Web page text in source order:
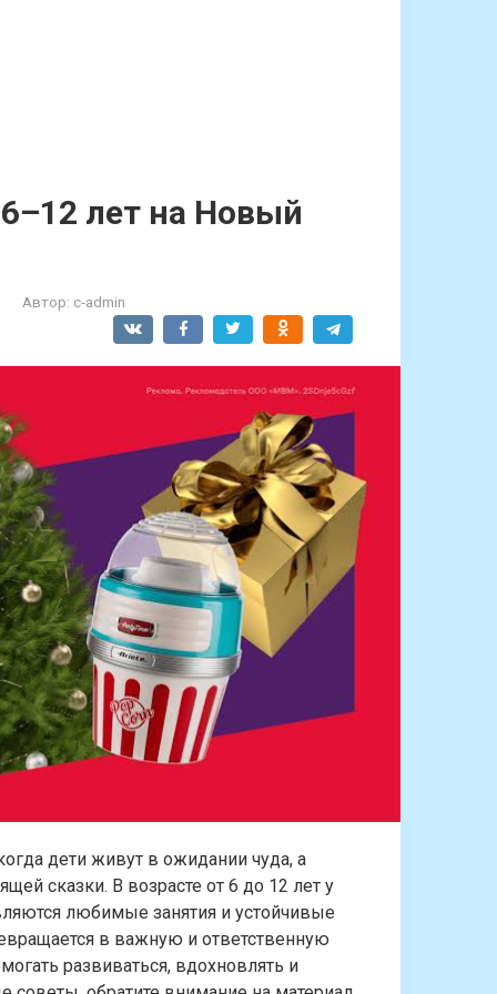
лет на Новый
Автор: c-admin
дети живут в ожидании чуда, а
сказки. В возрасте от 6 до 12 лет у
любимые занятия и устойчивые
в важную и ответственную
развиваться, вдохновлять и